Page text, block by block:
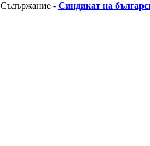
Съдържание - Синдикат на